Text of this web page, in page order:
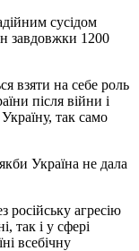
сусідом
завдовжки 1200
взяти на себе роль
після війни і
так само
Україна не дала
агресію
так і у сфері
всебічну